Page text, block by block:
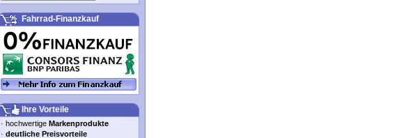
Fahrrad-Finanzkauf
Ihre Vorteile
· hochwertige Markenprodukte
· deutliche Preisvorteile